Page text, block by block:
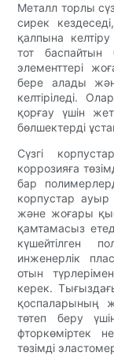
Металл торлы
сирек
қалпына
тот баспайтын
элементтері
бере алады
келтіріледі.
қорғау үшін
бөлшектерді
Сүзгі
коррозияға
бар
корпустар ауыр
және жоғары
қамтамасыз
күшейтілген
инженерлік
отын
керек.
қоспаларының
төтеп беру
фторкөміртек
төзімді